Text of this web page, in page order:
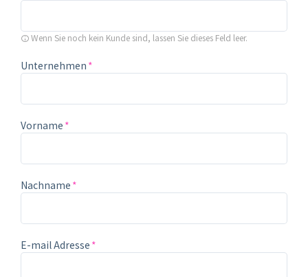
Wenn Sie noch kein Kunde sind, lassen Sie dieses Feld leer.
Unternehmen
Vorname
Nachname
E-mail Adresse